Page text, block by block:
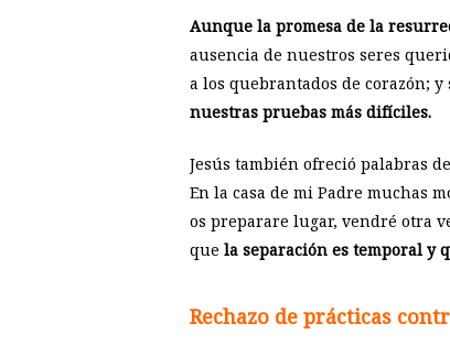
Aunque la promesa de la
ausencia de nuestros seres
a los quebrantados de corazón;
nuestras pruebas más difíciles.
Jesús también ofreció palabras
En la casa de mi Padre muchas
os preparare lugar, vendré otra
que la separación es temporal y
Rechazo de prácticas